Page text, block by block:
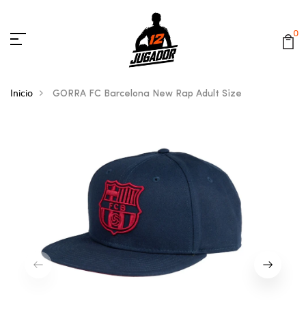
0
Inicio GORRA FC Barcelona New Rap Adult Size